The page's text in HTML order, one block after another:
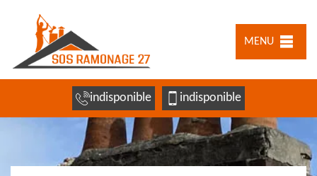
MENU
indisponible indisponible